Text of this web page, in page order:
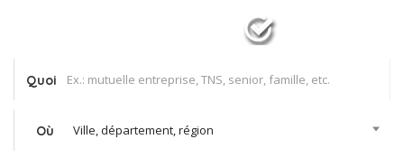
Quoi
Où Ville, département, région